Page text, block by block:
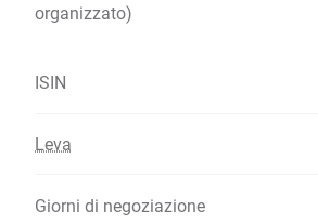
organizzato)
ISIN
Leva
Giorni di negoziazione